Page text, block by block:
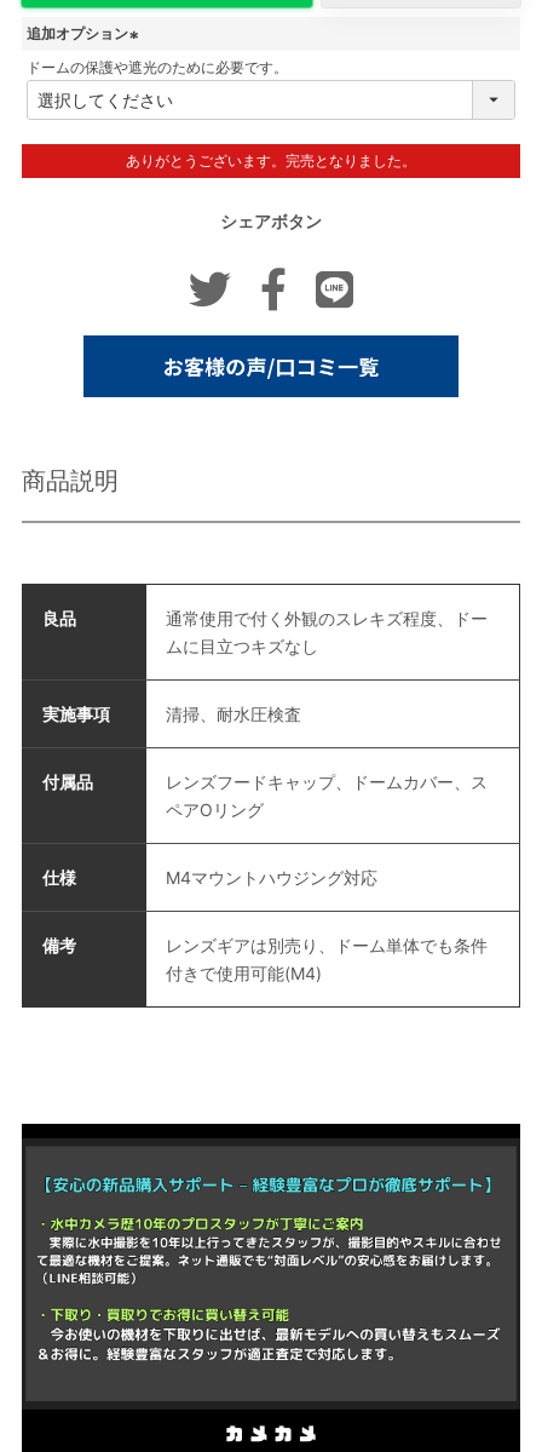
追加オプション
(
必
須
)
ドームの保護や遮光のために必要です。
ありがとうございます。完売となりました。
シェアボタン
商品説明
良品
通常使用で付く外観のスレキズ程度、ドー
ムに目立つキズなし
実施事項 清掃、耐水圧検査
付属品
レンズフードキャップ、ドームカバー、ス
ペアOリング
仕様 M4マウントハウジング対応
備考
レンズギアは別売り、ドーム単体でも条件
付きで使用可能(M4)